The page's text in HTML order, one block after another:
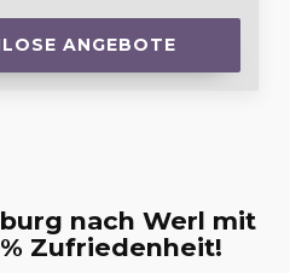
ANGEBOTE
nach Werl mit
Zufriedenheit!